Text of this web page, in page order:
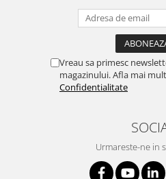
Vreau sa primesc
magazinului. Afla mai
Confidentialitate
Urmareste-ne in